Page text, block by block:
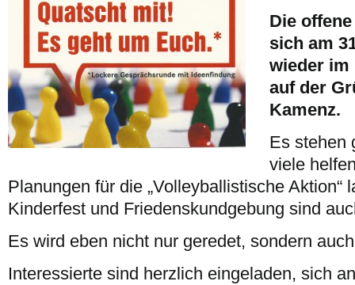
Die
sich am
wieder im
auf der
Kamenz.
Es stehen
viele
Planungen für die „Volleyballistische Aktion“
Kinderfest und Friedenskundgebung sind
Es wird eben nicht nur geredet, sondern
Interessierte sind herzlich eingeladen, sich